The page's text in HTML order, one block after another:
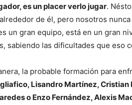
es un placer verlo jugar.
de él, pero nosotros
un gran equipo, está en un gran
sabiendo las dificultades que eso
la probable formación para
Lisandro Martínez, Cristian
o Enzo Fernández, Alexis